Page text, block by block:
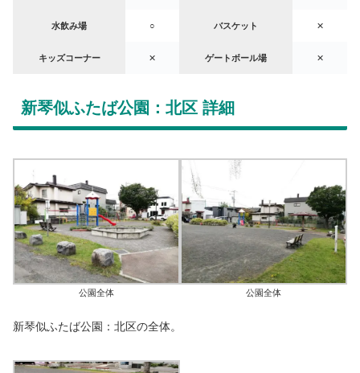
水飲み場 ○ バスケット ✕
キッズコーナー ✕ ゲートボール場 ✕
新琴似ふたば公園：北区 詳細
公園全体 公園全体
新琴似ふたば公園：北区の全体。